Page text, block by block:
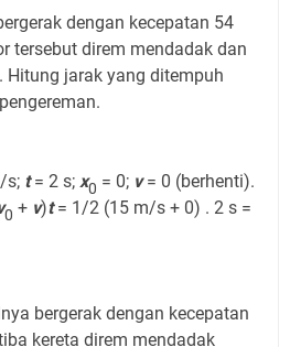
dengan kecepatan 54
tersebut direm mendadak dan
Hitung jarak yang ditempuh
s; t= 2 s; x0 = 0; v= 0 (berhenti).
0 + v)t= 1/2 (15 m/s + 0) . 2 s =
bergerak dengan kecepatan
kereta direm mendadak